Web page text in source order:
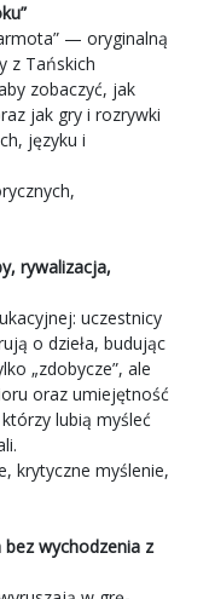
— oryginalną
z Tańskich
zobaczyć, jak
jak gry i rozrywki
języku i
rywalizacja,
uczestnicy
o dzieła, budując
„zdobycze”, ale
oraz umiejętność
lubią myśleć
krytyczne myślenie,
bez wychodzenia z